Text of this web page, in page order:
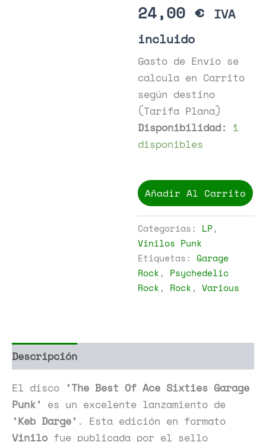
24,00 € IVA
incluido
Gasto de Envío se
calcula en Carrito
según destino
(Tarifa Plana)
Disponibilidad: 1
disponibles
Darge
-
Best
Of
Ace
Sixties
Garage
Punk
cantidad
Añadir Al Carrito
Categorías: LP,
Vinilos Punk
Etiquetas:Garage
Rock, Psychedelic
Rock, Rock,Various
Descripción
El disco ‘The Best Of Ace Sixties Garage
Punk’ es un excelente lanzamiento de
‘Keb Darge’ . Esta edición en formato
Vinilo fue publicada por el sello